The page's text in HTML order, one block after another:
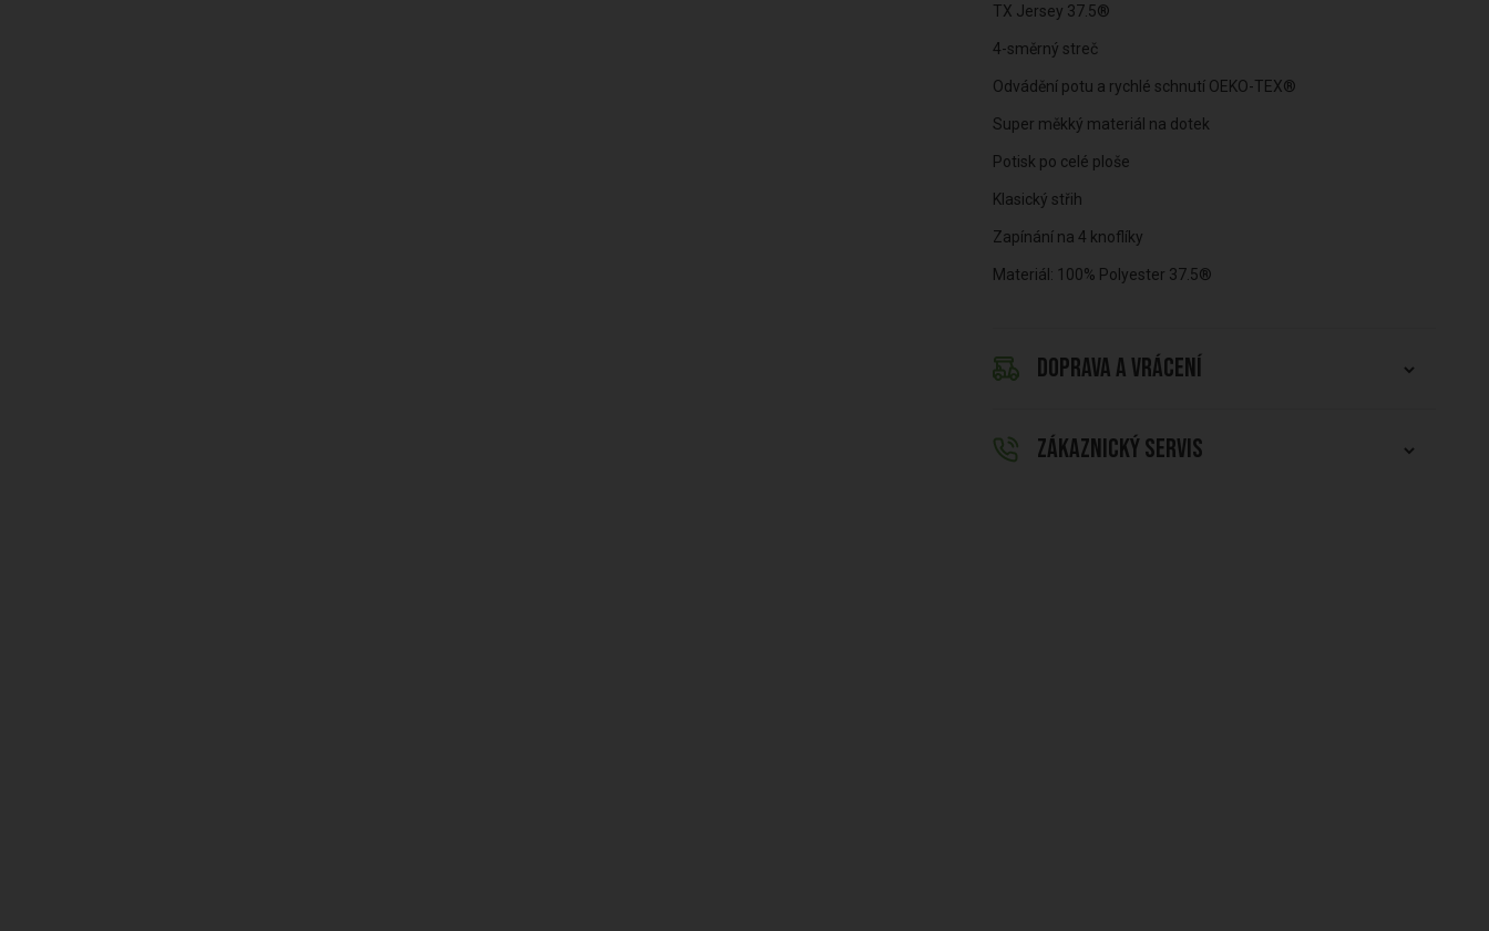
TX Jersey 37.5®
4-směrný streč
Odvádění potu a rychlé schnutí OEKO-TEX®
Super měkký materiál na dotek
Potisk po celé ploše
Klasický střih
Zapínání na 4 knoflíky
Materiál: 100% Polyester 37.5®
DOPRAVA A VRÁCENÍ
ZÁKAZNICKÝ SERVIS